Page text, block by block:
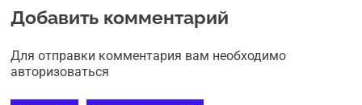
Добавить комментарий
Для отправки комментария вам необходимо
авторизоваться